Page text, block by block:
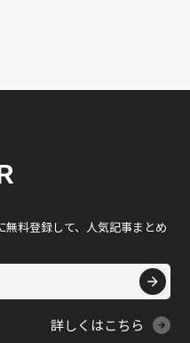
料登録して、人気記事まとめ
詳しくはこちら